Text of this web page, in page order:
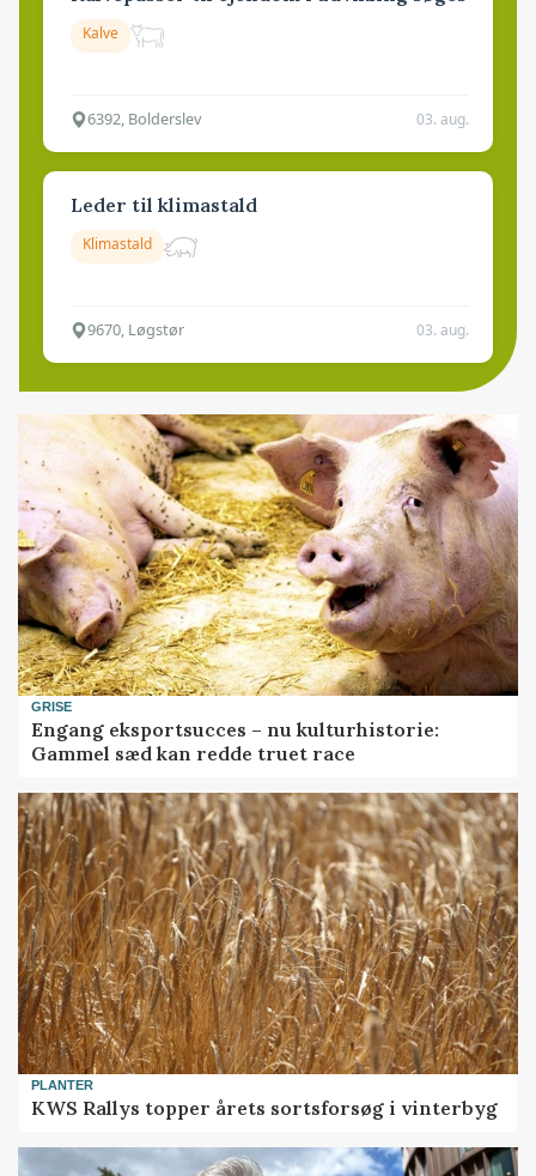
Kalve
6392, Bolderslev 03. aug.
Leder til klimastald
Klimastald
9670, Løgstør 03. aug.
GRISE
Engang eksportsucces – nu kulturhistorie:
Gammel sæd kan redde truet race
PLANTER
KWS Rallys topper årets sortsforsøg i vinterbyg